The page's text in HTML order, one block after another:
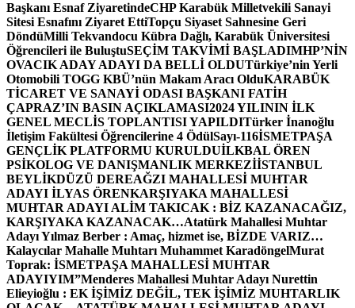
Başkanı Esnaf ZiyaretindeCHP Karabük Milletvekili Sanayi
Sitesi Esnafını Ziyaret EttiTopçu Siyaset Sahnesine Geri
DöndüMilli Tekvandocu Kübra Dağlı, Karabük Üniversitesi
Öğrencileri ile BuluştuSEÇİM TAKVİMİ BAŞLADIMHP’NİN
OVACIK ADAY ADAYI DA BELLİ OLDUTürkiye’nin Yerli
Otomobili TOGG KBÜ’nün Makam Aracı OlduKARABÜK
TİCARET VE SANAYİ ODASI BAŞKANI FATİH
ÇAPRAZ’IN BASIN AÇIKLAMASI2024 YILININ İLK
GENEL MECLİS TOPLANTISI YAPILDITürker İnanoğlu
İletişim Fakültesi Öğrencilerine 4 ÖdülSayı-116İSMETPAŞA
GENÇLİK PLATFORMU KURULDUİLKBAL ÖREN
PSİKOLOG VE DANIŞMANLIK MERKEZİİSTANBUL
BEYLİKDÜZÜ DEREAĞZI MAHALLESİ MUHTAR
ADAYI İLYAS ÖRENKARŞIYAKA MAHALLESİ
MUHTAR ADAYI ALİM TAKICAK : BİZ KAZANACAĞIZ,
KARŞIYAKA KAZANACAK…Atatürk Mahallesi Muhtar
Adayı Yılmaz Berber : Amaç, hizmet ise, BİZDE VARIZ…
Kalaycılar Mahalle Muhtarı Muhammet KaradöngelMurat
Toprak: İSMETPAŞA MAHALLESİ MUHTAR
ADAYIYIM”Menderes Mahallesi Muhtar Adayı Nurettin
Elieyioğlu : EK İŞİMİZ DEĞİL, TEK İŞİMİZ MUHTARLIK